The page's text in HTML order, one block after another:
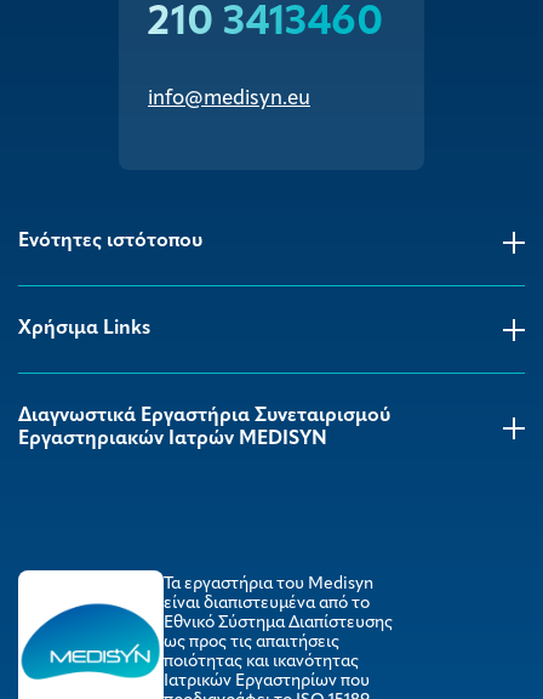
210 3413460
info@medisyn.eu
Ενότητες ιστότοπου
Χρήσιμα Links
Διαγνωστικά Εργαστήρια Συνεταιρισμού
Εργαστηριακών Ιατρών MEDISYΝ
Τα εργαστήρια του Medisyn
είναι διαπιστευμένα από το
Εθνικό Σύστημα Διαπίστευσης
ως προς τις απαιτήσεις
ποιότητας και ικανότητας
Ιατρικών Εργαστηρίων που